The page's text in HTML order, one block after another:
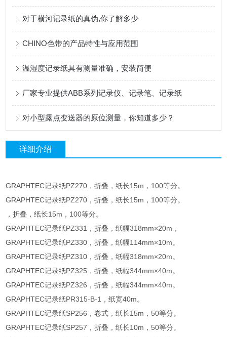
对于横河记录纸的真伪,你了解多少
CHINO色带的产品特性与应用范围
温湿度记录纸具有测量准确，安装简便
厂家专业提供ABB系列记录仪、记录笔、记录纸
对小型露点变送器的原位测量，你知道多少？
详细介绍
GRAPHTEC记录纸PZ270，折叠，纸长15m，100等分。
GRAPHTEC记录纸PZ270，折叠，纸长15m，100等分。
，折叠，纸长15m，100等分。
GRAPHTEC记录纸PZ331，折叠，纸幅318mm×20m，
GRAPHTEC记录纸PZ330，折叠，纸幅114mm×10m。
GRAPHTEC记录纸PZ310，折叠，纸幅318mm×20m。
GRAPHTEC记录纸PZ325，折叠，纸幅344mm×40m。
GRAPHTEC记录纸PZ326，折叠，纸幅344mm×40m。
GRAPHTEC记录纸PR315-B-1，纸宽40m。
GRAPHTEC记录纸SP256，卷式，纸长15m，50等分。
GRAPHTEC记录纸SP257，折叠，纸长10m，50等分。